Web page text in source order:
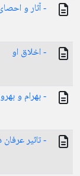
- آثار و
- اخلاق او
- بهرام و
- تاثیر